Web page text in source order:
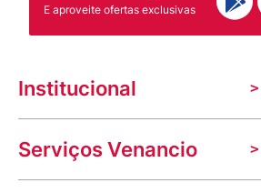
E aproveite ofertas exclusivas
Institucional
A Venancio
Trabalhe Conosco
Nossas lojas
Serviços Venancio
Troca e devolução